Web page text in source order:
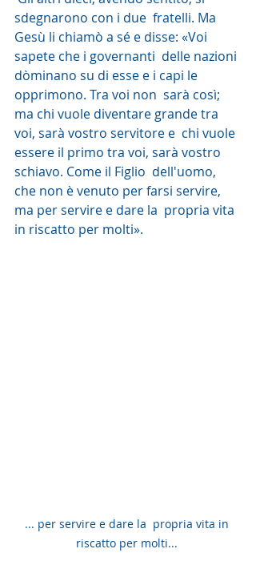
sdegnarono con i due  fratelli. Ma
Gesù li chiamò a sé e disse: «Voi
sapete che i governanti  delle nazioni
dòminano su di esse e i capi le
opprimono. Tra voi non  sarà così;
ma chi vuole diventare grande tra
voi, sarà vostro servitore e  chi vuole
essere il primo tra voi, sarà vostro
schiavo. Come il Figlio  dell'uomo,
che non è venuto per farsi servire,
ma per servire e dare la  propria vita
in riscatto per molti».
... per servire e dare la  propria vita in
riscatto per molti...